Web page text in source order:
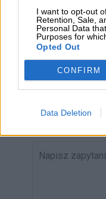
I want to opt-out
Retention, Sale,
Personal Data
Purposes for
Opted Out
CONFIRM
Data Deletion
Zapytanie o
EMAIL